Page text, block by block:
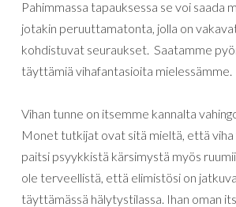
Pahimmassa tapauksessa se voi saada
jotakin peruuttamatonta, jolla on
kohdistuvat seuraukset. Saatamme
täyttämiä vihafantasioita mielessämme.
Vihan tunne on itsemme kannalta
Monet tutkijat ovat sitä mieltä, että viha
paitsi psyykkistä kärsimystä myös
ole terveellistä, että elimistösi on
täyttämässä hälytystilassa. Ihan oman